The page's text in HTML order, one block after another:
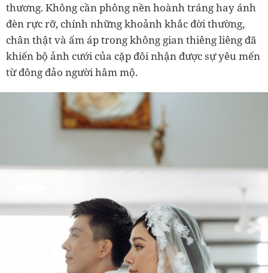
thương. Không cần phông nền hoành tráng hay ánh
đèn rực rỡ, chính những khoảnh khắc đời thường,
chân thật và ấm áp trong không gian thiêng liêng đã
khiến bộ ảnh cưới của cặp đôi nhận được sự yêu mến
từ đông đảo người hâm mộ.